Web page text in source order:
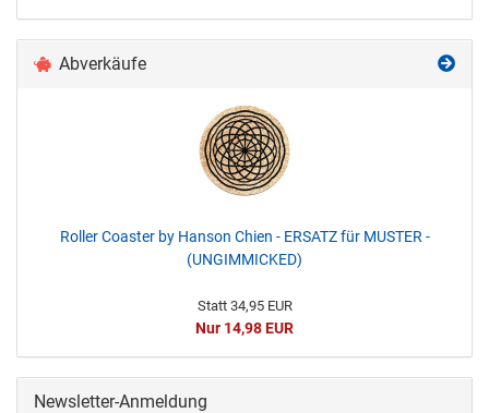
Abverkäufe
Roller Coaster by Hanson Chien - ERSATZ für MUSTER -
(UNGIMMICKED)
Statt 34,95 EUR
Nur 14,98 EUR
Newsletter-Anmeldung